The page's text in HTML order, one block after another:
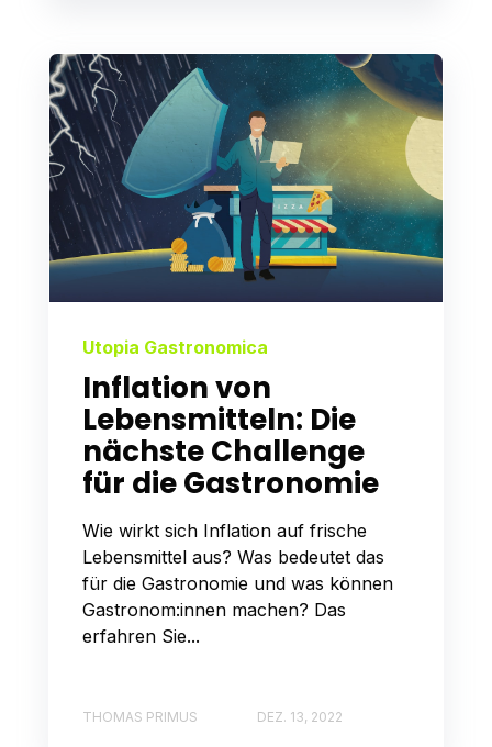
Utopia Gastronomica
Inflation von
Lebensmitteln: Die
nächste Challenge
für die Gastronomie
Wie wirkt sich Inflation auf frische
Lebensmittel aus? Was bedeutet das
für die Gastronomie und was können
Gastronom:innen machen? Das
erfahren Sie...
THOMAS PRIMUS DEZ. 13, 2022